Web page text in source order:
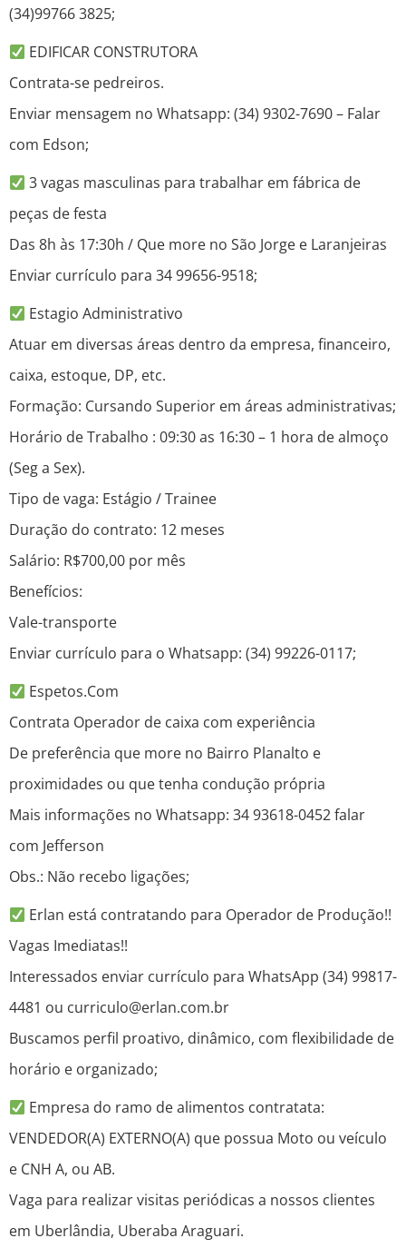
(34)99766 3825;
EDIFICAR CONSTRUTORA
Contrata-se pedreiros.
Enviar mensagem no Whatsapp: (34) 9302-7690 – Falar
com Edson;
3 vagas masculinas para trabalhar em fábrica de
peças de festa
Das 8h às 17:30h / Que more no São Jorge e Laranjeiras
Enviar currículo para 34 99656-9518;
Estagio Administrativo
Atuar em diversas áreas dentro da empresa, financeiro,
caixa, estoque, DP, etc.
Formação: Cursando Superior em áreas administrativas;
Horário de Trabalho : 09:30 as 16:30 – 1 hora de almoço
(Seg a Sex).
Tipo de vaga: Estágio / Trainee
Duração do contrato: 12 meses
Salário: R$700,00 por mês
Benefícios:
Vale-transporte
Enviar currículo para o Whatsapp: (34) 99226-0117;
Espetos.Com
Contrata Operador de caixa com experiência
De preferência que more no Bairro Planalto e
proximidades ou que tenha condução própria
Mais informações no Whatsapp: 34 93618-0452 falar
com Jefferson
Obs.: Não recebo ligações;
Erlan está contratando para Operador de Produção!!
Vagas Imediatas!!
Interessados enviar currículo para WhatsApp (34) 99817-
4481 ou curriculo@erlan.com.br
Buscamos perfil proativo, dinâmico, com flexibilidade de
horário e organizado;
Empresa do ramo de alimentos contratata:
VENDEDOR(A) EXTERNO(A) que possua Moto ou veículo
e CNH A, ou AB.
Vaga para realizar visitas periódicas a nossos clientes
em Uberlândia, Uberaba Araguari.